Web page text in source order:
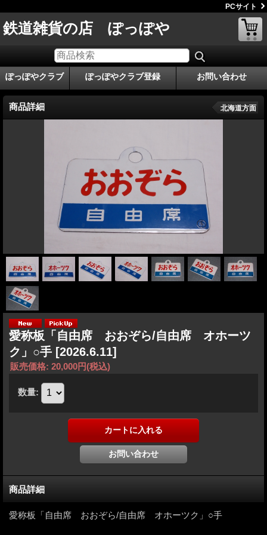
PCサイト
鉄道雑貨の店 ぽっぽや
ぽっぽやクラブ ぽっぽやクラブ登録 お問い合わせ
商品詳細 北海道方面
愛称板「自由席 おおぞら/自由席 オホーツ
ク」○手 [2026.6.11]
販売価格: 20,000円(税込)
数量:
商品詳細
愛称板「自由席 おおぞら/自由席 オホーツク」○手